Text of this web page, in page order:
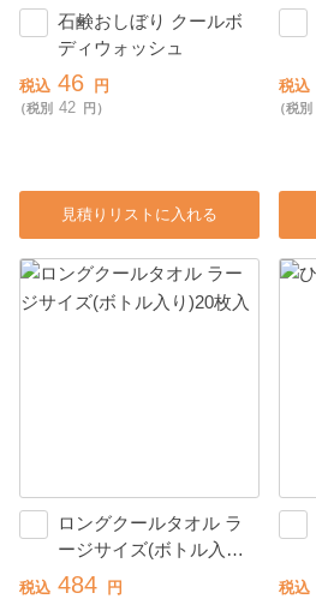
石鹸おしぼり クールボ
ディウォッシュ
税込 46 円
（税別 42 円）
見積りリストに入れる
税込
（税別
ロングクールタオル ラ
ージサイズ(ボトル入
り)20枚入
税込 484 円 税込